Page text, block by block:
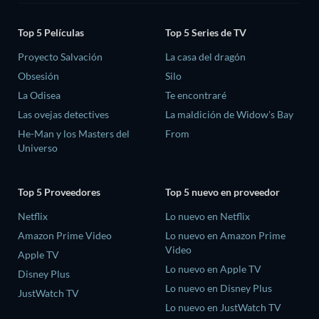
Top 5 Películas
Proyecto Salvación
Obsesión
La Odisea
Las ovejas detectives
He-Man y los Masters del
Universo
Top 5 Series de TV
La casa del dragón
Silo
Te encontraré
La maldición de Widow's Bay
From
Top 5 Proveedores
Netflix
Amazon Prime Video
Apple TV
Disney Plus
JustWatch TV
Top 5 nuevo en proveedor
Lo nuevo en Netflix
Lo nuevo en Amazon Prime
Video
Lo nuevo en Apple TV
Lo nuevo en Disney Plus
Lo nuevo en JustWatch TV